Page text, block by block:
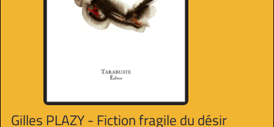
Gilles PLAZY - Fiction fragile du désir